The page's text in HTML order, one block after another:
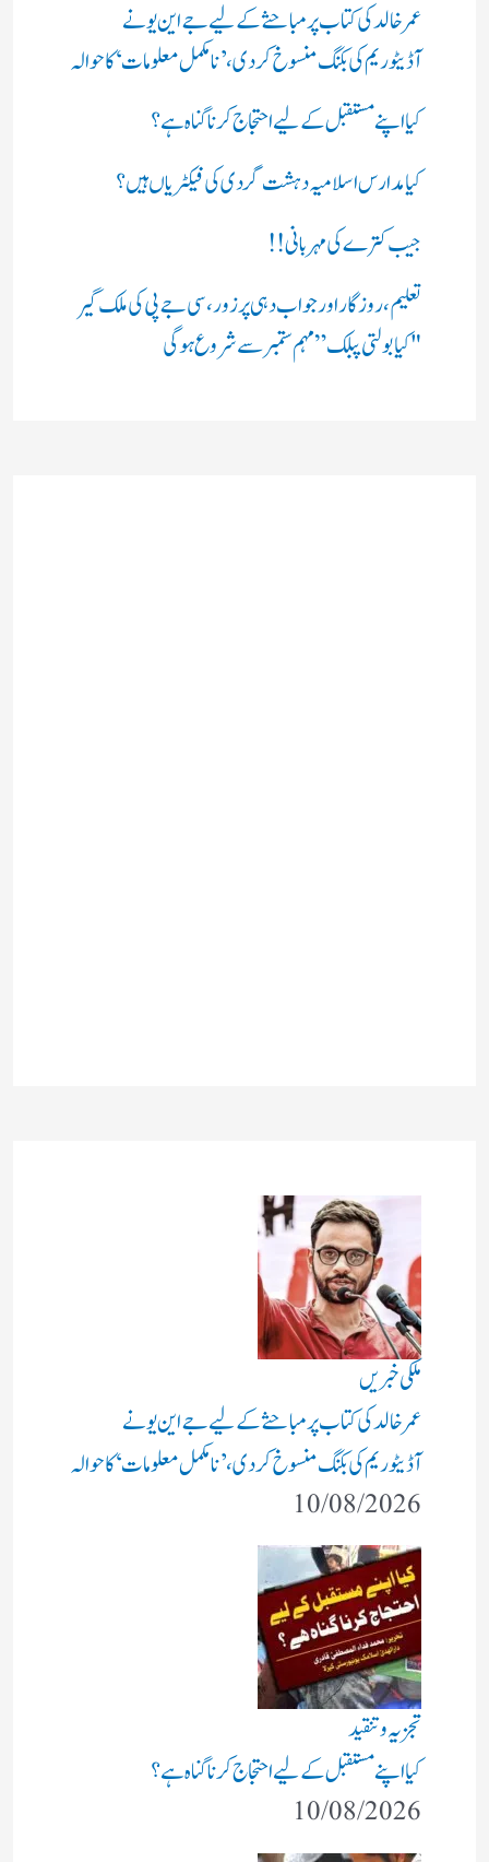
عمر خالد کی کتاب پر مباحثے کے لیے جے این یو نے
آڈیٹوریم کی بکنگ منسوخ کردی، ’نامکمل معلومات‘ کا حوالہ
کیا اپنے مستقبل کے لیے احتجاج کرنا گناہ ہے؟
کیا مدارس اسلامیہ دہشت گردی کی فیکٹریاں ہیں؟
جیب کترے کی مہربانی !!
تعلیم، روزگار اور جواب دہی پر زور، سی جے پی کی ملک گیر
"کیا بولتی پبلک” مہم ستمبر سے شروع ہوگی
ملکی خبریں
عمر خالد کی کتاب پر مباحثے کے لیے جے این یو نے
آڈیٹوریم کی بکنگ منسوخ کردی، ’نامکمل معلومات‘ کا حوالہ
10/08/2026
تجزیہ و تنقید
کیا اپنے مستقبل کے لیے احتجاج کرنا گناہ ہے؟
10/08/2026